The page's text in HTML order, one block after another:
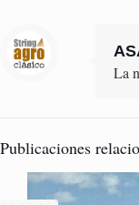
La
Publicaciones